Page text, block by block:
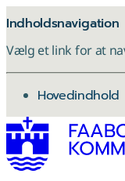
Indholdsnavigation
Vælg et link for at
gå til
Hovedindhold